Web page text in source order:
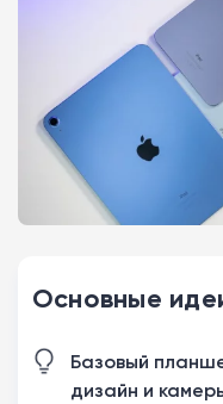
Основные
Базовый
дизайн и